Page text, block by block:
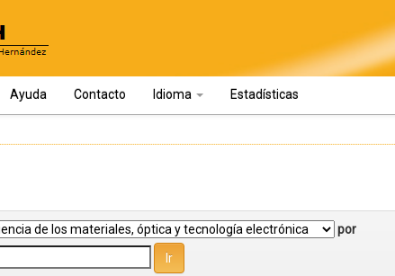
Ayuda Contacto Idioma Estadísticas
por